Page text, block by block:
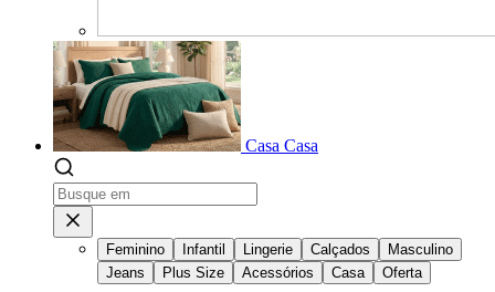
Casa Casa
Feminino Infantil Lingerie Calçados
Masculino
Jeans
Plus Size Acessórios Casa Oferta